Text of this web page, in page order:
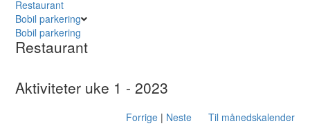
Restaurant
Bobil parkering
Bobil parkering
Restaurant
Aktiviteter uke 1 - 2023
Forrige| Neste Til månedskalender